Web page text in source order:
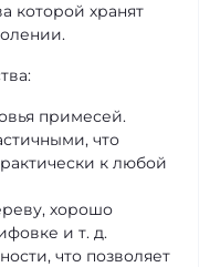
которой хранят
примесей.
что
к любой
хорошо
и т. д.
что позволяет